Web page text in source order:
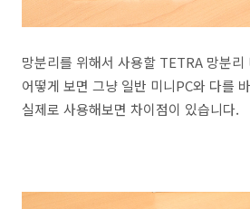
망분리를 위해서 사용할 TETRA 망분리
어떻게 보면 그냥 일반 미니PC와 다를
실제로 사용해보면 차이점이 있습니다.